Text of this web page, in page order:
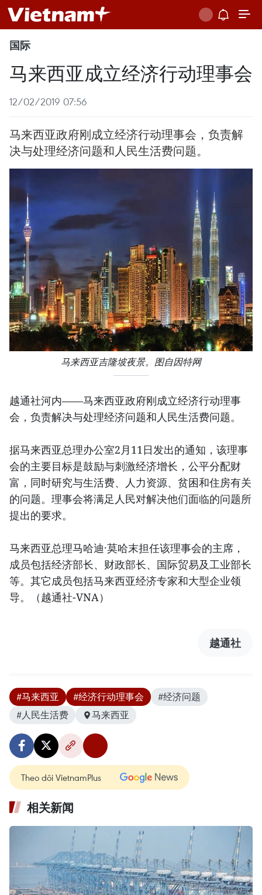
国际
马来西亚成立经济行动理事会
12/02/2019 07:56
马来西亚政府刚成立经济行动理事会，负责解
决与处理经济问题和人民生活费问题。
马来西亚吉隆坡夜景。图自因特网
越通社河内——马来西亚政府刚成立经济行动理事
会，负责解决与处理经济问题和人民生活费问题。
据马来西亚总理办公室2月11日发出的通知，该理事
会的主要目标是鼓励与刺激经济增长，公平分配财
富，同时研究与生活费、人力资源、贫困和住房有关
的问题。理事会将满足人民对解决他们面临的问题所
提出的要求。
马来西亚总理马哈迪·莫哈末担任该理事会的主席，
成员包括经济部长、财政部长、国际贸易及工业部长
等。其它成员包括马来西亚经济专家和大型企业领
导。（越通社-VNA）
越通社
#马来西亚 #经济行动理事会
#经济问题
#人民生活费
马来西亚
Theo dõi VietnamPlus
相关新闻